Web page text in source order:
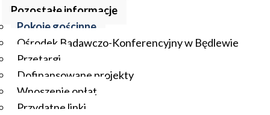
Pozostałe informacje
Pokoje gościnne
Ośrodek Badawczo-Konferencyjny w Będlewie
Przetargi
Dofinansowane projekty
Wnoszenie opłat
Przydatne linki